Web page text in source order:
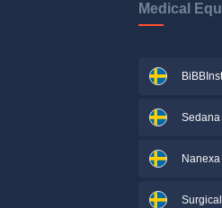
Medical
Sedana
Nanexa